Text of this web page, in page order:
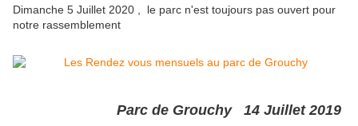
Dimanche 5 Juillet 2020 , le parc n'est toujours pas ouvert pour
notre rassemblement
Parc de Grouchy 14 Juillet 2019